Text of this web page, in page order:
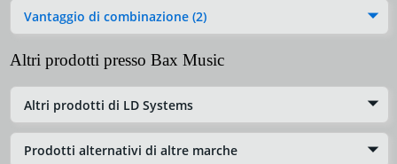
Vantaggio di combinazione (2)
Altri prodotti presso Bax Music
Altri prodotti di LD Systems
Prodotti alternativi di altre marche